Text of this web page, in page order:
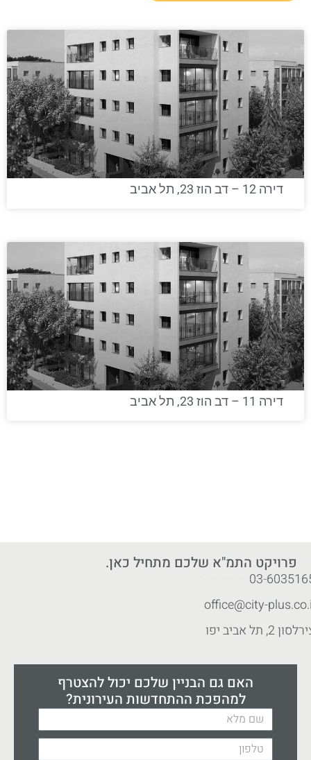
דירה 12 – דב הוז 23, תל אביב
דירה 11 – דב הוז 23, תל אביב
פרויקט התמ"א שלכם מתחיל כאן.
03-
office@city-
2, תל אביב יפו
האם גם הבניין שלכם יכול להצטרף
למהפכת ההתחדשות העירונית?